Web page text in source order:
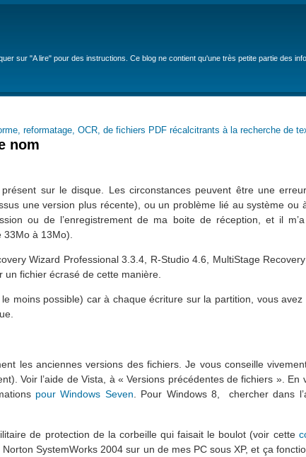
sur "A lire" pour des instructions. Ce blog ne contient qu'une très petite partie des
reformatage, OCR, de fichiers PDF récalcitrants à la recherche de
nom
sur le disque. Les circonstances peuvent être une
une version plus récente), ou un problème lié au système ou
ou de l’enregistrement de ma boite de réception, et il
à 13Mo).
Wizard Professional 3.3.4, R-Studio 4.6, MultiStage
fichier écrasé de cette manière.
moins possible) car à chaque écriture sur la partition, vous avez
les anciennes versions des fichiers. Je vous conseille
Voir l’aide de Vista, à « Versions précédentes de fichiers ». En
pour Windows Seven . Pour Windows 8, chercher dans
de protection de la corbeille qui faisait le boulot (voir cette
Norton SystemWorks 2004 sur un de mes PC sous XP, et ça